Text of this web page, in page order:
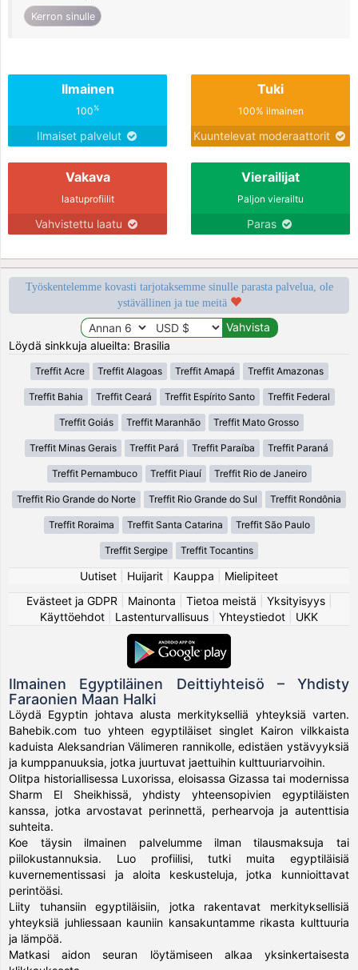
Kerron sinulle
Ilmainen
100%
Ilmaiset palvelut
Tuki
100% ilmainen
Kuuntelevat moderaattorit
Vakava
laatuprofiilit
Vahvistettu laatu
Vierailijat
Paljon vierailtu
Paras
Työskentelemme kovasti tarjotaksemme sinulle parasta palvelua, ole
ystävällinen ja tue meitä
Löydä sinkkuja alueilta: Brasilia
Treffit Acre Treffit Alagoas Treffit Amapá Treffit Amazonas
Treffit Bahia Treffit Ceará Treffit Espírito Santo Treffit Federal
Treffit Goiás Treffit Maranhão Treffit Mato Grosso
Treffit Minas Gerais Treffit Pará Treffit Paraíba Treffit Paraná
Treffit Pernambuco Treffit Piauí Treffit Rio de Janeiro
Treffit Rio Grande do Norte Treffit Rio Grande do Sul Treffit Rondônia
Treffit Roraima Treffit Santa Catarina Treffit São Paulo
Treffit Sergipe Treffit Tocantins
Uutiset Huijarit Kauppa
Mielipiteet
Evästeet ja GDPR
Mainonta Tietoa meistä Yksityisyys|
Käyttöehdot
Lastenturvallisuus Yhteystiedot UKK
Ilmainen Egyptiläinen Deittiyhteisö – Yhdisty
Faraonien Maan Halki
Löydä Egyptin johtava alusta merkitykselliä yhteyksiä varten.
Bahebik.com tuo yhteen egyptiläiset singlet Kairon vilkkaista
kaduista Aleksandrian Välimeren rannikolle, edistäen ystävyyksiä
ja kumppanuuksia, jotka juurtuvat jaettuihin kulttuuriarvoihin.
Olitpa historiallisessa Luxorissa, eloisassa Gizassa tai modernissa
Sharm El Sheikhissä, yhdisty yhteensopivien egyptiläisten
kanssa, jotka arvostavat perinnettä, perhearvoja ja autenttisia
suhteita.
Koe täysin ilmainen palvelumme ilman tilausmaksuja tai
piilokustannuksia. Luo profiilisi, tutki muita egyptiläisiä
kuvernementissasi ja aloita keskusteluja, jotka kunnioittavat
perintöäsi.
Liity tuhansiin egyptiläisiin, jotka rakentavat merkityksellisiä
yhteyksiä juhliessaan kauniin kansakuntamme rikasta kulttuuria
ja lämpöä.
Matkasi aidon seuran löytämiseen alkaa yksinkertaisesta